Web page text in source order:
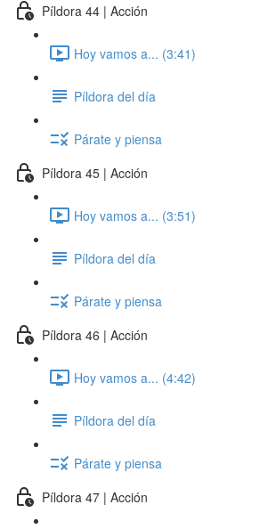
Píldora 44 | Acción
Hoy vamos a... (3:41)
Píldora del día
Párate y piensa
Píldora 45 | Acción
Hoy vamos a... (3:51)
Píldora del día
Párate y piensa
Píldora 46 | Acción
Hoy vamos a... (4:42)
Píldora del día
Párate y piensa
Píldora 47 | Acción